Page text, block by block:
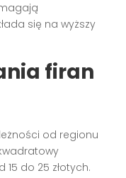
się na wyższy
firan
od regionu
do 25 złotych.